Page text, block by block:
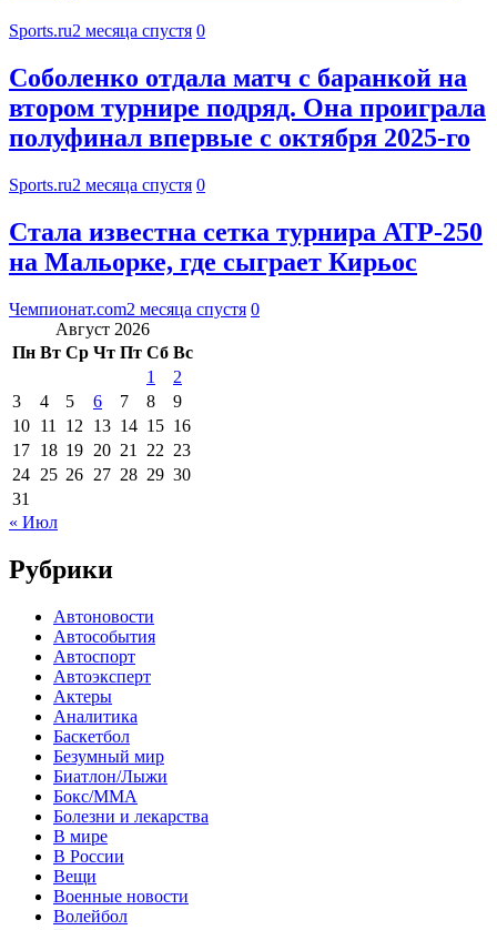
Sports.ru2 месяца спустя 0
Соболенко отдала матч с баранкой на
втором турнире подряд. Она проиграла
полуфинал впервые с октября 2025-го
Sports.ru2 месяца спустя 0
Стала известна сетка турнира ATP-250
на Мальорке, где сыграет Кирьос
Чемпионат.com2 месяца спустя 0
Август 2026
Пн Вт Ср Чт Пт Сб Вс
1
2
3
4 5 6 7 8
9
10 11 12 13 14 15 16
17 18 19 20 21 22 23
24 25 26 27 28 29 30
31
« Июл
Рубрики
Автоновости
Автособытия
Автоспорт
Автоэксперт
Актеры
Аналитика
Баскетбол
Безумный мир
Биатлон/Лыжи
Бокс/MMA
Болезни и лекарства
В мире
В России
Вещи
Военные новости
Волейбол